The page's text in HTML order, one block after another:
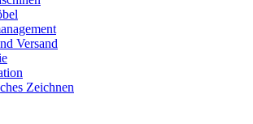
Versand
Zeichnen